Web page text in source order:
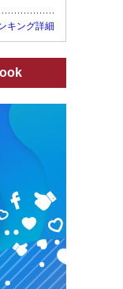
キング詳細